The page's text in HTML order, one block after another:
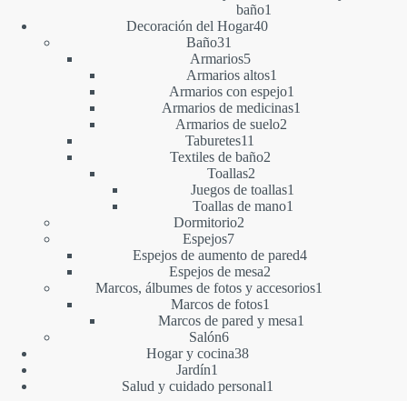
baño1
Decoración del Hogar4040
Baño31
productos
Armarios55
productos
Armarios altos1
producto
Armarios con espejo1
producto
Armarios de medicinas1
Armarios de suelo2
Taburetes11
productos
Textiles de baño22
Toallas2
productos
Juegos de toallas1
Toallas de mano1
Dormitorio22
Espejos77
productos
Espejos de aumento de pared44
Espejos de mesa2
productos
Marcos, álbumes de fotos y accesorios1
Marcos de fotos1
producto
Marcos de pared y mesa1
Salón66
productos
Hogar y cocina3838
Jardín1
producto
Salud y cuidado personal1